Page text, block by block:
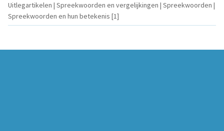
Uitlegartikelen | Spreekwoorden en vergelijkingen | Spreekwoorden |
Spreekwoorden en hun betekenis [1]